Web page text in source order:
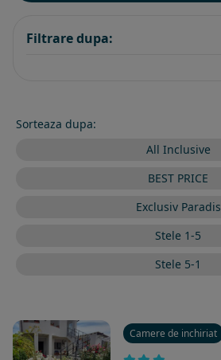
Filtrare dupa:
Sorteaza dupa:
All Inclusive
BEST PRICE
Exclusiv Paradis
Stele 1-5
Stele 5-1
Camere de inchiriat